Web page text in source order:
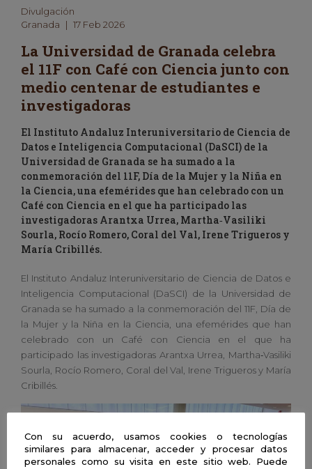
Divulgación
Granada
| 17 Feb 2026
La Universidad de Granada celebra
el 11F con Café con Ciencia junto con
medio centenar de estudiantes e
investigadoras
El Instituto Andaluz Interuniversitario de Ciencia de
Datos e Inteligencia Computacional (DaSCI) de la
Universidad de Granada se ha sumado a la
conmemoración del 11F, Día de la Mujer y la Niña en
la Ciencia, una efemérides que han celebrado con un
Café con Ciencia en el que ha participado las
investigadoras Arantxa Urrea, Martha‑Vasiliki
Sourla, Rocío Romero, Coral del Val, Irene Trigueros y
María Cribillés.
El Instituto Andaluz Interuniversitario de Ciencia de Datos e
Inteligencia Computacional (DaSCI) de la Universidad de
Granada se ha sumado a la conmemoración del 11F, Día de
la Mujer y la Niña en la Ciencia, una efemérides que han
celebrado con un Café con Ciencia en el que ha
participado las investigadoras Arantxa Urrea, Martha‑Vasiliki
Sourla, Rocío Romero, Coral del Val, Irene Trigueros y María
Cribillés.
Con su acuerdo, usamos cookies o tecnologías
similares para almacenar, acceder y procesar datos
personales como su visita en este sitio web. Puede